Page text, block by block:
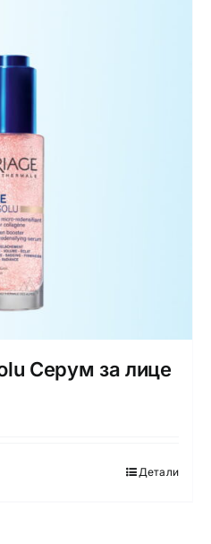
Серум за лице
Детали